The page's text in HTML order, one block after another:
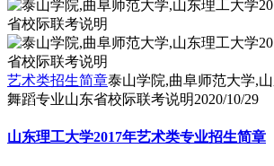
艺术类招生简章泰山学院,曲阜师范大学,
舞蹈专业山东省校际联考说明2020/10/29
山东理工大学2017年艺术类专业招生简章